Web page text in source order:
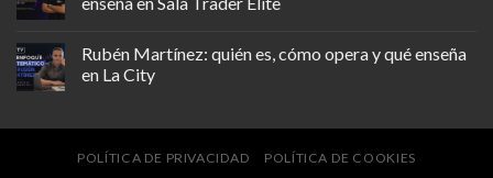
Rubén Martínez: quién es, cómo opera y qué enseña
en La City
POLÍTICA DE PRIVACIDAD POLÍTICA DE COOKIES